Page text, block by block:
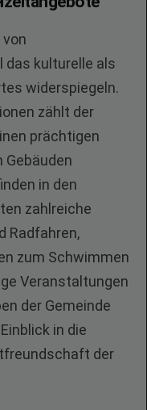
das kulturelle als
widerspiegeln.
zählt der
prächtigen
Gebäuden
in den
zahlreiche
Radfahren,
zum Schwimmen
Veranstaltungen
der Gemeinde
in die
der